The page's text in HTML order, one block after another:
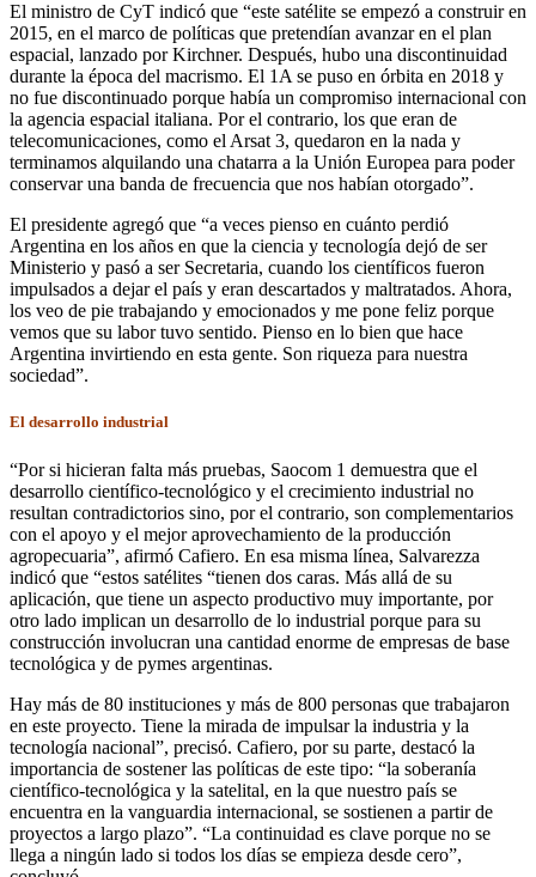
El ministro de CyT indicó que “este satélite se empezó a construir en
2015, en el marco de políticas que pretendían avanzar en el plan
espacial, lanzado por Kirchner. Después, hubo una discontinuidad
durante la época del macrismo. El 1A se puso en órbita en 2018 y
no fue discontinuado porque había un compromiso internacional con
la agencia espacial italiana. Por el contrario, los que eran de
telecomunicaciones, como el Arsat 3, quedaron en la nada y
terminamos alquilando una chatarra a la Unión Europea para poder
conservar una banda de frecuencia que nos habían otorgado”.
El presidente agregó que “a veces pienso en cuánto perdió
Argentina en los años en que la ciencia y tecnología dejó de ser
Ministerio y pasó a ser Secretaria, cuando los científicos fueron
impulsados a dejar el país y eran descartados y maltratados. Ahora,
los veo de pie trabajando y emocionados y me pone feliz porque
vemos que su labor tuvo sentido. Pienso en lo bien que hace
Argentina invirtiendo en esta gente. Son riqueza para nuestra
sociedad”.
El desarrollo industrial
“Por si hicieran falta más pruebas, Saocom 1 demuestra que el
desarrollo científico-tecnológico y el crecimiento industrial no
resultan contradictorios sino, por el contrario, son complementarios
con el apoyo y el mejor aprovechamiento de la producción
agropecuaria”, afirmó Cafiero. En esa misma línea, Salvarezza
indicó que “estos satélites “tienen dos caras. Más allá de su
aplicación, que tiene un aspecto productivo muy importante, por
otro lado implican un desarrollo de lo industrial porque para su
construcción involucran una cantidad enorme de empresas de base
tecnológica y de pymes argentinas.
Hay más de 80 instituciones y más de 800 personas que trabajaron
en este proyecto. Tiene la mirada de impulsar la industria y la
tecnología nacional”, precisó. Cafiero, por su parte, destacó la
importancia de sostener las políticas de este tipo: “la soberanía
científico-tecnológica y la satelital, en la que nuestro país se
encuentra en la vanguardia internacional, se sostienen a partir de
proyectos a largo plazo”. “La continuidad es clave porque no se
llega a ningún lado si todos los días se empieza desde cero”,